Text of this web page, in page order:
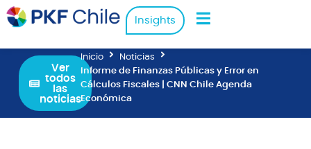
Insights
Ver
todos
las
noticias
Inicio
Noticias
Informe de Finanzas Públicas y Error en
Cálculos Fiscales | CNN Chile Agenda
Económica